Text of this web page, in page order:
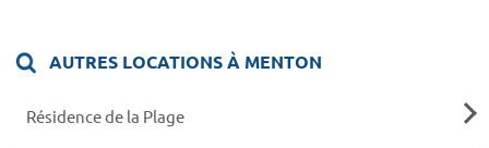
AUTRES LOCATIONS À MENTON
Résidence de la Plage